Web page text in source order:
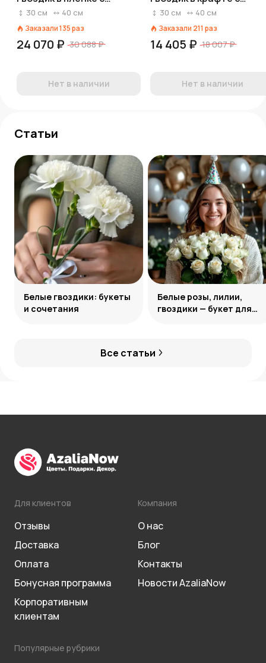
лентой, Голландия
30 см 40 см
Заказали135раз
24 070 ₽ 30 088 ₽
Нет в наличии
лентой, Голландия
30 см 40 см
Заказали 211 раз
14 405 ₽ 18 007 ₽
Нет в наличии
Статьи
Все статьи
Белые гвоздики: букеты
и сочетания
Белые розы, лилии,
гвоздики — букет для
Для клиентов
Отзывы
Доставка
Оплата
Бонусная программа
Корпоративным
клиентам
Компания
О нас
Блог
Контакты
Новости AzaliaNow
Популярные рубрики